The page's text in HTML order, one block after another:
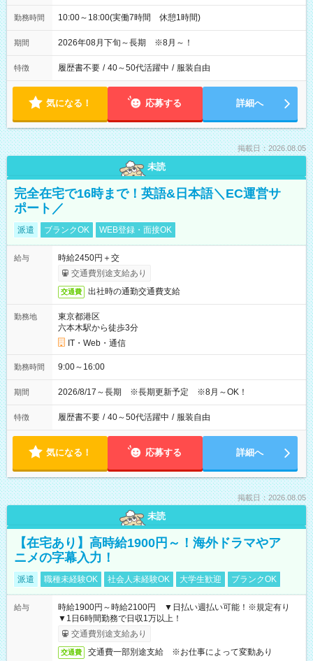
勤務時間 10:00～18:00(実働7時間 休憩1時間)
期間 2026年08月下旬～長期 ※8月～！
特徴 履歴書不要 / 40～50代活躍中 / 服装自由
気になる！ 応募する 詳細へ
掲載日：2026.08.05
未読
完全在宅で16時まで！英語&日本語＼EC運営サ
ポート／
派遣 ブランクOK WEB登録・面接OK
給与
時給2450円＋交
交通費別途支給あり
交通費 出社時の通勤交通費支給
勤務地
東京都港区
六本木駅から徒歩3分
IT・Web・通信
勤務時間 9:00～16:00
期間 2026/8/17～長期 ※長期更新予定 ※8月～OK！
特徴 履歴書不要 / 40～50代活躍中 / 服装自由
気になる！ 応募する 詳細へ
掲載日：2026.08.05
未読
【在宅あり】高時給1900円～！海外ドラマやア
ニメの字幕入力！
派遣 職種未経験OK 社会人未経験OK 大学生歓迎 ブランクOK
給与
時給1900円～時給2100円 ▼日払い週払い可能！※規定有り
▼1日6時間勤務で日収1万以上！
交通費別途支給あり
交通費 交通費一部別途支給 ※お仕事によって変動あり